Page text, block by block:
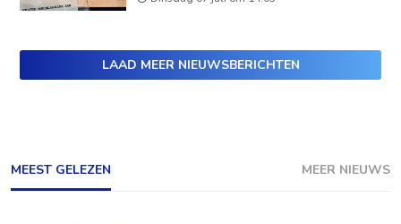
LAAD MEER NIEUWSBERICHTEN
MEEST GELEZEN MEER NIEUWS